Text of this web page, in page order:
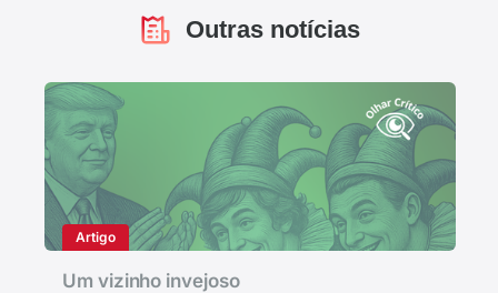
Outras notícias
Artigo
Um vizinho invejoso